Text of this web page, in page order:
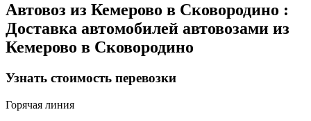
Автовоз из Кемерово в Сковородино :
Доставка автомобилей автовозами из
Кемерово в Сковородино
Узнать стоимость перевозки
Горячая линия